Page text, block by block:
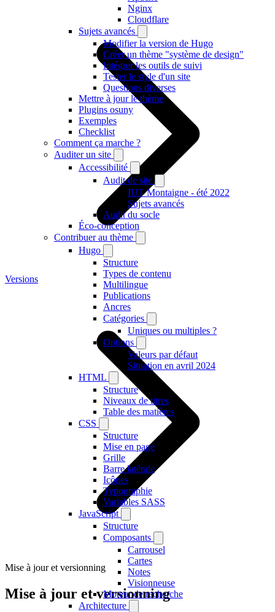
Nginx
Cloudflare
Sujets avancés
Modifier la version de Hugo
Créer un thème "système de design"
Intégrer les outils de suivi
Tester le style d'un site
Questions diverses
Mettre à jour le thème
Plugins osuny
Exemples
Checklist
Comment ça marche ?
Auditer un site
Accessibilité
Audit de site
IUT Montaigne - été 2022
Sujets avancés
Audit du socle
Éco-conception
Contribuer au thème
Hugo
Structure
Types de contenu
Multilingue
Publications
Ancres
Catégories
Uniques ou multiples ?
Options
Valeurs par défaut
Situation en avril 2024
HTML
Structure
Niveaux de titres
Table des matières
CSS
Structure
Mise en page
Grille
Barre latérale
Icônes
Typographie
Variables SASS
JavaScript
Structure
Composants
Carrousel
Cartes
Notes
Visionneuse
Moteur de recherche
Architecture
Versions
Mise à jour et versionning
Mise à jour et versionning